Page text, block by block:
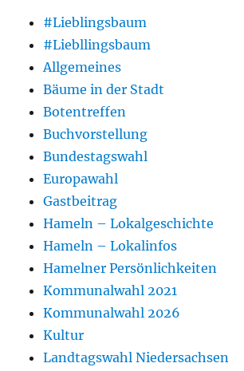
#Lieblingsbaum
#Liebllingsbaum
Allgemeines
Bäume in der Stadt
Botentreffen
Buchvorstellung
Bundestagswahl
Europawahl
Gastbeitrag
Hameln – Lokalgeschichte
Hameln – Lokalinfos
Hamelner Persönlichkeiten
Kommunalwahl 2021
Kommunalwahl 2026
Kultur
Landtagswahl Niedersachsen